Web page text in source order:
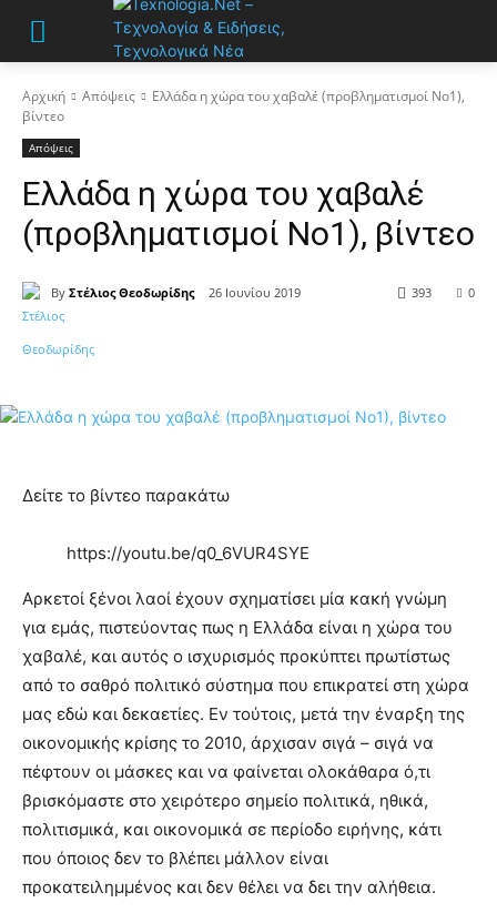
Αρχική Απόψεις
Ελλάδα η χώρα του χαβαλέ (προβληματισμοί Νο1),
βίντεο
Απόψεις
Ελλάδα η χώρα του χαβαλέ
(προβληματισμοί Νο1), βίντεο
By Στέλιος Θεοδωρίδης 26 Ιουνίου 2019 0
393
Δείτε το βίντεο παρακάτω
https://youtu.be/q0_6VUR4SYE
Αρκετοί ξένοι λαοί έχουν σχηματίσει μία κακή γνώμη
για εμάς, πιστεύοντας πως η Ελλάδα είναι η χώρα του
χαβαλέ, και αυτός ο ισχυρισμός προκύπτει πρωτίστως
από το σαθρό πολιτικό σύστημα που επικρατεί στη χώρα
μας εδώ και δεκαετίες. Εν τούτοις, μετά την έναρξη της
οικονομικής κρίσης το 2010, άρχισαν σιγά – σιγά να
πέφτουν οι μάσκες και να φαίνεται ολοκάθαρα ό,τι
βρισκόμαστε στο χειρότερο σημείο πολιτικά, ηθικά,
πολιτισμικά, και οικονομικά σε περίοδο ειρήνης, κάτι
που όποιος δεν το βλέπει μάλλον είναι
προκατειλημμένος και δεν θέλει να δει την αλήθεια.